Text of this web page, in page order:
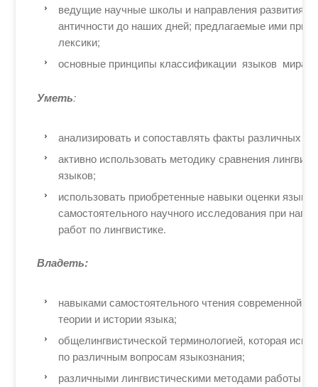
ведущие научные школы и направления развития
античности до наших дней; предлагаемые ими
лексики;
основные принципы классификации языков мира.
Уметь:
анализировать и сопоставлять факты различных
активно использовать методику сравнения
языков;
использовать приобретенные навыки оценки
самостоятельного научного исследования при
работ по лингвистике.
Владеть:
навыками самостоятельного чтения современной
теории и истории языка;
общелингвистической терминологией, которая
по различным вопросам языкознания;
различными лингвистическими методами работы с